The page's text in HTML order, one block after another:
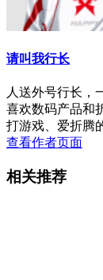
请叫我行长
人送外号行长，
喜欢数码产品和
打游戏、爱折腾
查看作者页面
相关推荐